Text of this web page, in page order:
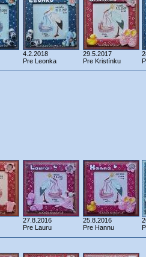
4.2.2018
Pre Leonka
29.5.2017
Pre Kristínku
27.8.2016
Pre Lauru
25.8.2016
Pre Hannu